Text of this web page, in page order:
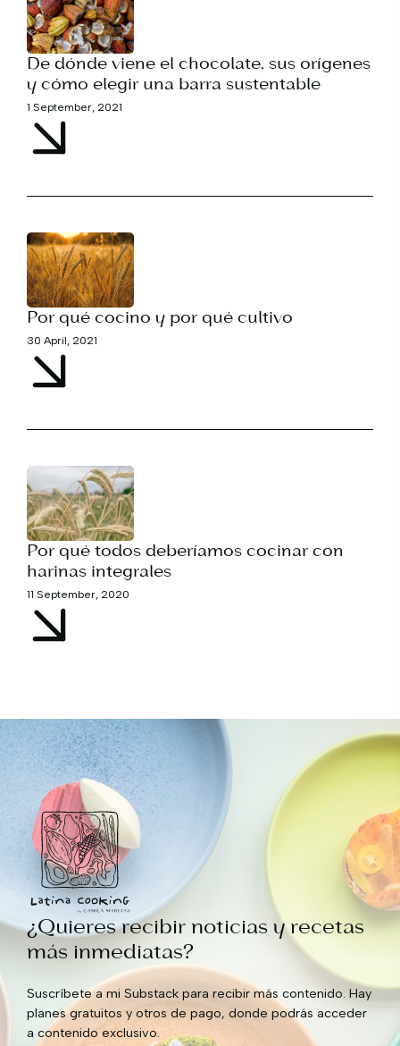
De dónde viene el chocolate, sus orígenes
y cómo elegir una barra sustentable
1 September, 2021
Por qué cocino y por qué cultivo
30 April, 2021
Por qué todos deberíamos cocinar con
harinas integrales
11 September, 2020
¿Quieres recibir noticias y recetas
más inmediatas?
Suscríbete a mi Substack para recibir más contenido. Hay
planes gratuitos y otros de pago, donde podrás acceder
a contenido exclusivo.